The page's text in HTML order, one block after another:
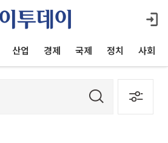
산업 경제 국제 정치 사회